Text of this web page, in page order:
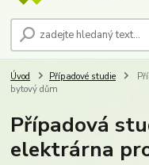
Úvod Případové studie
bytový dům
Případová
elektrárna